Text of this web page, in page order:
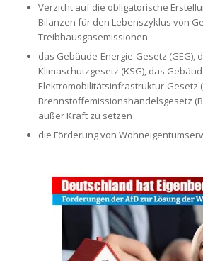
Verzicht auf die obligatorische
Bilanzen für den Lebenszyklus von
Treibhausgasemissionen
das Gebäude-Energie-Gesetz (GEG),
Klimaschutzgesetz (KSG), das
Elektromobilitätsinfrastruktur-Gesetz
Brennstoffemissionshandelsgesetz
außer Kraft zu setzen
die Förderung von